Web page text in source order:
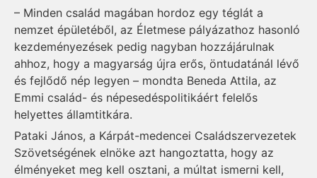
– Minden család magában hordoz egy téglát a
nemzet épületéből, az Életmese pályázathoz hasonló
kezdeményezések pedig nagyban hozzájárulnak
ahhoz, hogy a magyarság újra erős, öntudatánál lévő
és fejlődő nép legyen – mondta Beneda Attila, az
Emmi család- és népesedéspolitikáért felelős
helyettes államtitkára.
Pataki János, a Kárpát-medencei Családszervezetek
Szövetségének elnöke azt hangoztatta, hogy az
élményeket meg kell osztani, a múltat ismerni kell,